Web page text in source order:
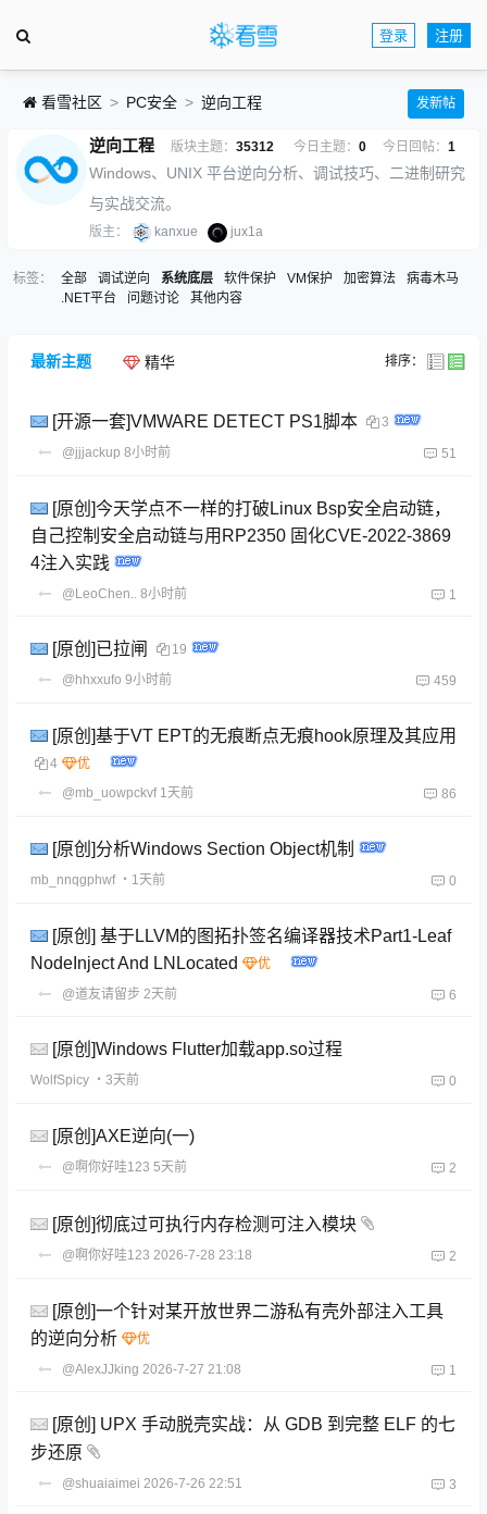
登录 注册
看雪社区 PC安全 逆向工程 发新帖
逆向工程 版块主题： 35312 今日主题： 0 今日回帖： 1
Windows、UNIX 平台逆向分析、调试技巧、二进制研究
与实战交流。
版主： kanxue jux1a
标签： 全部 调试逆向 系统底层 软件保护 VM保护 加密算法
病毒木马
.NET平台
问题讨论 其他内容
最新主题 精华 排序：
[开源一套]VMWARE DETECT PS1脚本
3
@jjjackup 8小时前 51
[原创]今天学点不一样的打破Linux Bsp安全启动链，
自己控制安全启动链与用RP2350 固化CVE-2022-3869
4注入实践
@LeoChen.. 8小时前 1
[原创]已拉闸
19
@hhxxufo 9小时前 459
[原创]基于VT EPT的无痕断点无痕hook原理及其应用
4
@mb_uowpckvf 1天前 86
[原创]分析Windows Section Object机制
mb_nnqgphwf ・1天前 0
[原创] 基于LLVM的图拓扑签名编译器技术Part1-Leaf
NodeInject And LNLocated
@道友请留步 2天前 6
[原创]Windows Flutter加载app.so过程
WolfSpicy ・3天前 0
[原创]AXE逆向(一)
@啊你好哇123 5天前 2
[原创]彻底过可执行内存检测可注入模块
@啊你好哇123 2026-7-28 23:18 2
[原创]一个针对某开放世界二游私有壳外部注入工具
的逆向分析
@AlexJJking 2026-7-27 21:08 1
[原创] UPX 手动脱壳实战：从 GDB 到完整 ELF 的七
步还原
@shuaiaimei 2026-7-26 22:51 3